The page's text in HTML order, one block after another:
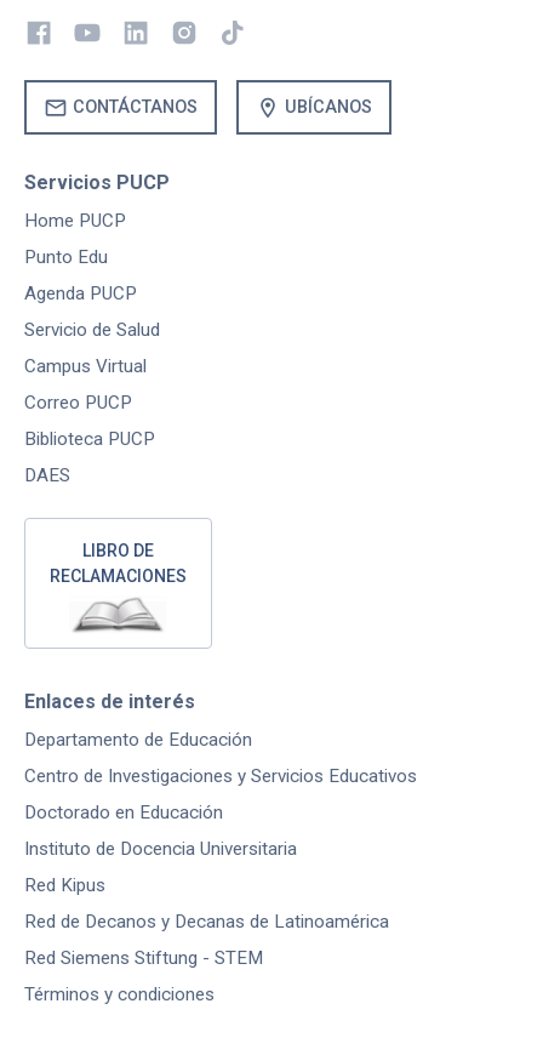
mail CONTÁCTANOS location_on UBÍCANOS
Servicios PUCP
Home PUCP
Punto Edu
Agenda PUCP
Servicio de Salud
Campus Virtual
Correo PUCP
Biblioteca PUCP
DAES
LIBRO DE
RECLAMACIONES
Enlaces de interés
Departamento de Educación
Centro de Investigaciones y Servicios Educativos
Doctorado en Educación
Instituto de Docencia Universitaria
Red Kipus
Red de Decanos y Decanas de Latinoamérica
Red Siemens Stiftung - STEM
Términos y condiciones